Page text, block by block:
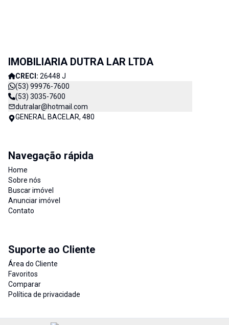
IMOBILIARIA DUTRA LAR LTDA
CRECI: 26448 J
(53) 99976-7600
(53) 3035-7600
dutralar@hotmail.com
GENERAL BACELAR, 480
Navegação rápida
Home
Sobre nós
Buscar imóvel
Anunciar imóvel
Contato
Suporte ao Cliente
Área do Cliente
Favoritos
Comparar
Política de privacidade